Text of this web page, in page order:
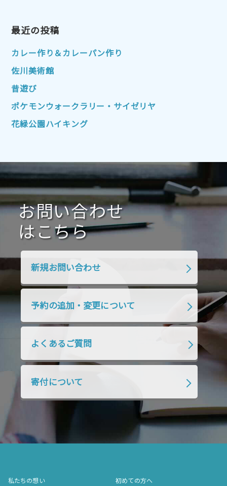
2023年1月
2022年10月 2022年9月
2022年7月
2022年4月
2022年1月 2021年12月 2021年11月
2021年10月 2021年9月
2021年1月 2020年12月 2020年11月
2020年10月 2020年9月 2020年8月
2020年7月 2020年6月 2020年5月
2020年4月 2020年3月 2020年2月
2019年10月 2019年9月
2019年4月
2018年7月 2018年6月
2018年4月 2018年3月 2018年2月
2018年1月 2017年12月
2017年10月 2017年9月 2017年8月
2017年5月
2017年4月
最近の投稿
カレー作り＆カレーパン作り
佐川美術館
昔遊び
ポケモンウォークラリー・サイゼリヤ
花緑公園ハイキング
お問い合わせ
はこちら
新規お問い合わせ
予約の追加・変更について
よくあるご質問
寄付について
私たちの想い 初めての方へ